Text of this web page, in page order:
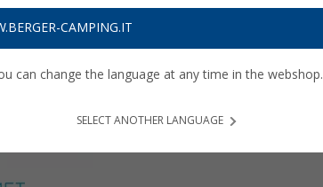
CAMPING.IT
can change the language at any time in the webshop.
SELECT ANOTHER LANGUAGE